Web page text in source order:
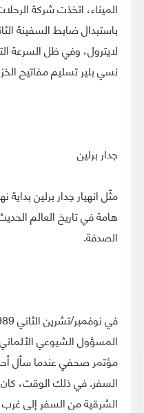
الميناء، اتخذت شركة
باستبدال ضابط السفينة
لايترول، وفي ظل السرعة
نسي بلير تسليم مفاتيح
جدار برلين
مثّل انهيار جدار برلين
هامة في تاريخ العالم
الصدفة.
المسؤول الشيوعي
مؤتمر صحفي عندما سأل
السفر. في ذلك الوقت، كان
الشرقية من السفر إلى غرب